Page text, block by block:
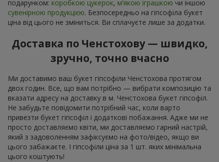
подарунком: коробкою цукерок, м’якою іграшкою чи іншою
сувенірною продукцією. Безпосередньо на гіпсофіла букет
ціна від цього не зміниться. Ви сплачуєте лише за додатки.
Доставка по Ченстохову — швидко,
зручно, точно вчасно
Ми доставимо ваш букет гіпсофіли Ченстохова протягом
двох годин. Все, що вам потрібно — вибрати композицію та
вказати адресу на доставку в м. Ченстохова букет гіпсофіл.
Не забудьте повідомити потрібний час, коли варто
привезти букет гіпсофіл і додаткові побажання. Адже ми не
просто доставляємо квіти, ми доставляємо гарний настрій,
який з задоволенням зафіксуємо на фото/відео, якщо ви
цього забажаєте. І гіпсофіли ціна за 1 шт. яких мінімальна
цього коштують!